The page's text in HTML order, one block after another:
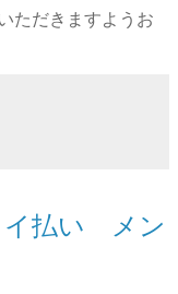
ただきますようお
イ払い メン